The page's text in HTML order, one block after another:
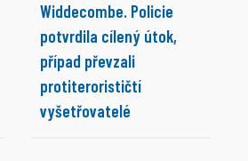
Widdecombe. Policie
potvrdila cílený útok,
případ převzali
protiterorističtí
vyšetřovatelé